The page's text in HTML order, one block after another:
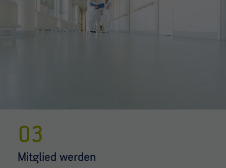
03
Mitglied werden